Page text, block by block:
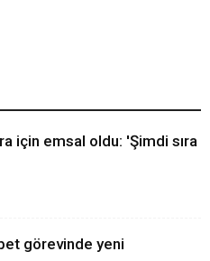
için emsal oldu: 'Şimdi sıra
görevinde yeni